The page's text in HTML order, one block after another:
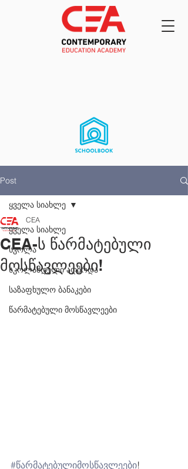
Post
ყველა სიახლე
სკოლა
სკოლამდელი აღზრდა
საზაფხულო ბანაკები
წარმატებული მოსწავლეები
ყველა სიახლე
CEA-ს წარმატებული
მოსწავლეები!
CEA
#წარმატებულიმოსწავლეები!